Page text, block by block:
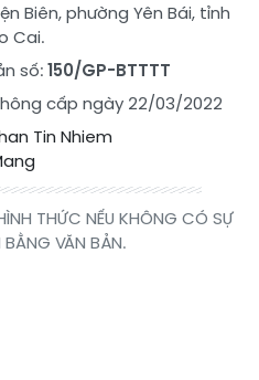
Biên, phường Yên Bái, tỉnh
Cai.
số:150/GP-BTTTT
cấp ngày 22/03/2022
THỨC NẾU KHÔNG CÓ SỰ
VĂN BẢN.